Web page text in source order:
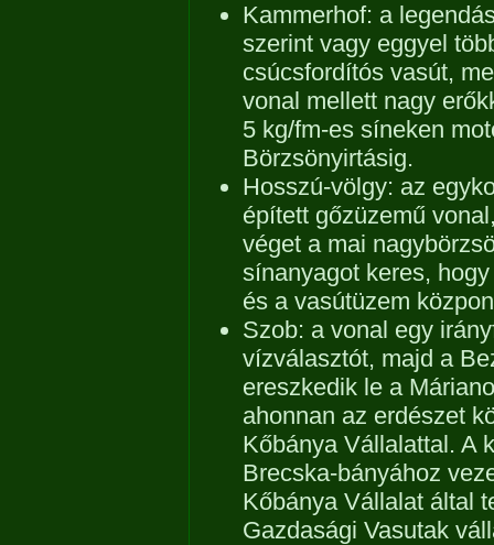
Kammerhof: a
szerint vagy eggyel
csúcsfordítós vasút,
vonal mellett nagy
5 kg/fm-es síneken
Börzsönyirtásig.
Hosszú-völgy: az
épített gőzüzemű
véget a mai
sínanyagot keres,
és a vasútüzem
Szob: a vonal egy
vízválasztót, majd a
ereszkedik le a
ahonnan az erdészet
Kőbánya Vállalattal. A
Brecska-bányához
Kőbánya Vállalat által
Gazdasági Vasutak